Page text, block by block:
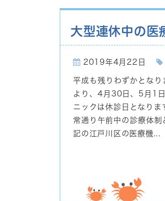
大型連休中の医
2019年4月22日
平成も残りわずかとなり
より、4月30日、5月1
ニックは休診日となりま
常通り午前中の診療体
記の江戸川区の医療機...